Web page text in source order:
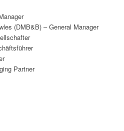
(DMB&B) – General Manager
Partner